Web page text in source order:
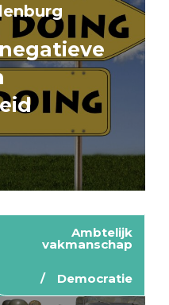
Ambtelijk
vakmanschap
Democratie